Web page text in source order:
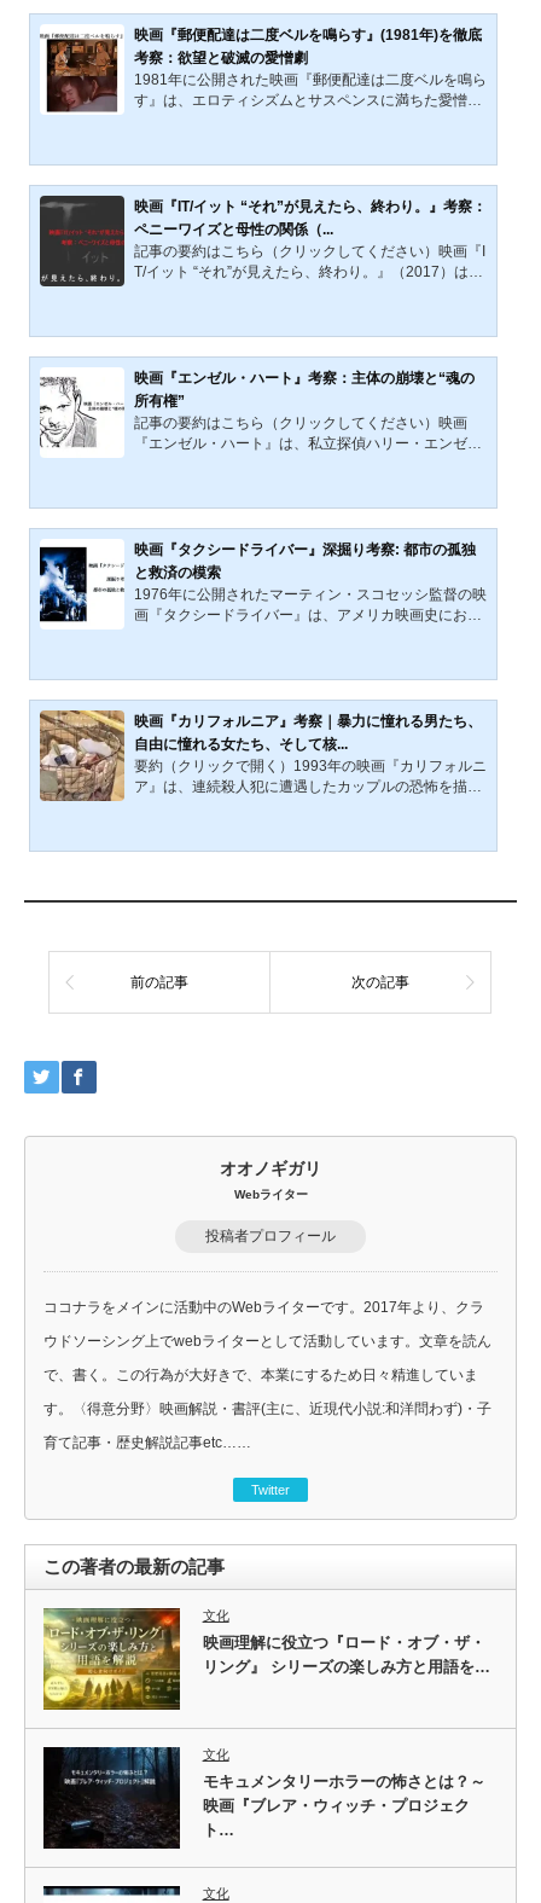
20年代の米国社会と問題点を描いた非常に印象深い映
画である。主人公クリスティーン・コリンズ（アンジ
ェリーナ・ジョリー）の勇気ある闘いは、親子に襲い
掛かった不条理と1920年代の米国社会、ロサンゼルス
警察（警察権力）の腐敗という重要な社会的問題との
映画『郵便配達は二度ベルを鳴らす』(1981年)を徹底
考察：欲望と破滅の愛憎劇
1981年に公開された映画『郵便配達は二度ベルを鳴ら
す』は、エロティシズムとサスペンスに満ちた愛憎劇
を描くこの物語は、幾度も映画化されてきた文学的名
作である。本稿では、映画の概要、登場人物の関係
性、そして作品が描くテーマについて、批評的視点か
ら詳細に論考する。映画の概要本作はボブ・ラフェル
ソン監督によって製作され、主演にはジャック・ニコ
ルソンとジェシカ・ラングが起用された。ラフェルソ
映画『IT/イット “それ”が見えたら、終わり。』考察：
ペニーワイズと母性の関係（...
記事の要約はこちら（クリックしてください）映画『I
T/イット “それ”が見えたら、終わり。』（2017）は、
語である。本作の恐怖は、音や暗転による驚かしでは
なく、日常から非日常へと静かに移行していく演出に
よって観客の心理を侵食していく。本記事では、ペニ
ーワイズを「母性の負の側面」として捉える。地母神
や鬼子母神に通じる“生と死の両義性”を持つ存在とし
て、子を喰らう母、再生と破壊を司る象徴と解釈し、
映画『エンゼル・ハート』考察：主体の崩壊と“魂の
所有権”
記事の要約はこちら（クリックしてください）映画
『エンゼル・ハート』は、私立探偵ハリー・エンゼル
ある。暴力の主体が空白のまま積み重なり、南部の歴
史と儀礼が彼を呑み込み、ハリーは自らが魂を売り、
記憶を塗り替えられた男ジョニー・フェイバリットで
あったことを知る。娘エパニーへの禁忌の行為とその
記憶の回復は、救いではなく罰であり、魂とは何かと
いう問いだけが観客に残される。1987年公開の映画
映画『タクシードライバー』深掘り考察: 都市の孤独
と救済の模索
1976年に公開されたマーティン・スコセッシ監督の映
画『タクシードライバー』は、アメリカ映画史におい
トラヴィス・ビックルが、都市の暗黒面と自身の内面
との戦いを通じて、救済を求める姿を描いている。
『タクシードライバー』が公開されてから数十年が経
過したが、この映画が探求するテーマは今日の社会に
も依然として関連性を持っている。都市の孤独、社会
的疎外感、暴力への傾倒は、現代社会においても我々
映画『カリフォルニア』考察｜暴力に憧れる男たち、
自由に憧れる女たち、そして核...
要約（クリックで開く）1993年の映画『カリフォルニ
ア』は、連続殺人犯に遭遇したカップルの恐怖を描く
してそれらがアメリカの荒野と核時代の廃墟のなかで
安全圏から覗き込む社会の悪夢を可視化する。男たち
の欲望と女たちの...
前の記事 次の記事
オオノギガリ
Webライター
投稿者プロフィール
ココナラをメインに活動中のWebライターです。2017年より、クラ
ウドソーシング上でwebライターとして活動しています。文章を読ん
で、書く。この行為が大好きで、本業にするため日々精進していま
す。〈得意分野〉映画解説・書評(主に、近現代小説:和洋問わず)・子
育て記事・歴史解説記事etc……
Twitter
この著者の最新の記事
文化
映画理解に役立つ『ロード・オブ・ザ・
リング』 シリーズの楽しみ方と用語を…
文化
モキュメンタリーホラーの怖さとは？～
映画『ブレア・ウィッチ・プロジェク
ト…
文化